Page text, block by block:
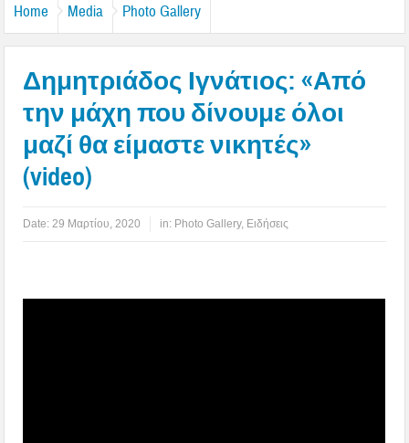
Home Media Photo Gallery
Δημητριάδος Ιγνάτιος: «Από
την μάχη που δίνουμε όλοι
μαζί θα είμαστε νικητές»
(video)
Date: 29 Μαρτίου, 2020 in: Photo Gallery, Ειδήσεις